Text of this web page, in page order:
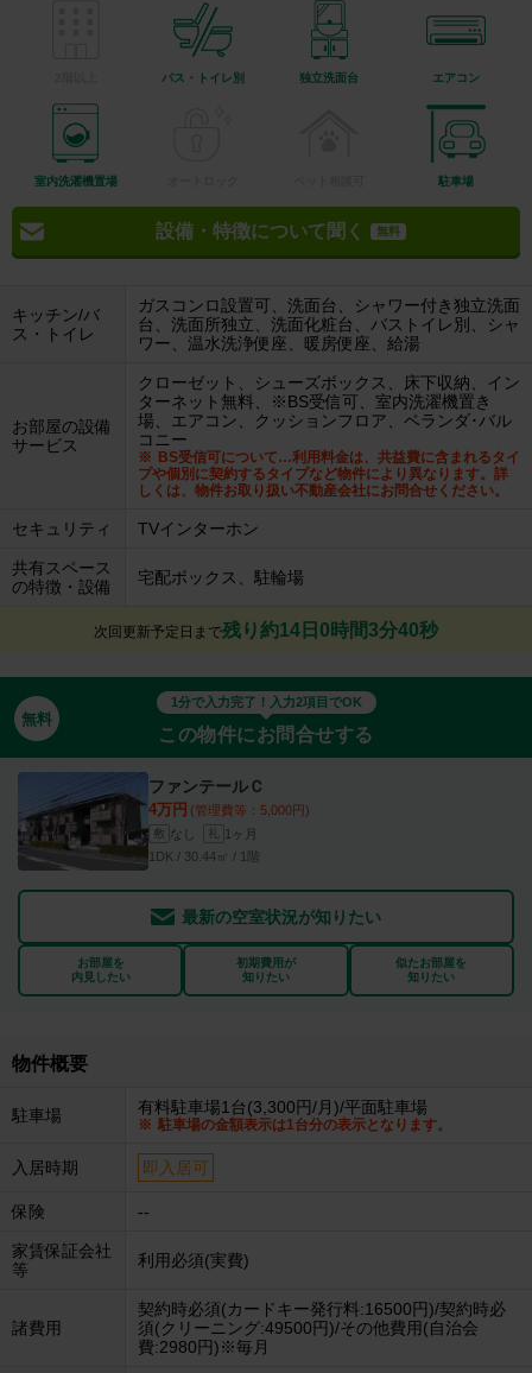
バス・トイレ別 独立洗面台 エアコン
室内洗濯機置場 駐車場
設備・特徴について聞く 無料
キッチン/バ
ス・トイレ
ガスコンロ設置可、洗面台、シャワー付き独立洗面
台、洗面所独立、洗面化粧台、バストイレ別、シャ
ワー、温水洗浄便座、暖房便座、給湯
お部屋の設備
サービス
クローゼット、シューズボックス、床下収納、イン
ターネット無料、※BS受信可、室内洗濯機置き
場、エアコン、クッションフロア、ベランダ･バル
コニー
BS受信可について…利用料金は、共益費に含まれるタイ
プや個別に契約するタイプなど物件により異なります。詳
しくは、物件お取り扱い不動産会社にお問合せください。
セキュリティ TVインターホン
共有スペース
の特徴・設備
宅配ボックス、駐輪場
次回更新予定日まで残り約14日0時間3分39秒
無料
1分で入力完了！入力2項目でOK
この物件にお問合せする
ファンテールＣ
4万円 (管理費等：5,000円)
敷 なし 礼 1ヶ月
1DK / 30.44㎡ / 1階
最新の空室状況が知りたい
お部屋を
内見したい
初期費用が
知りたい
似たお部屋を
知りたい
物件概要
駐車場 有料駐車場1台(3,300円/月)/平面駐車場
駐車場の金額表示は1台分の表示となります。
入居時期 即入居可
保険 --
家賃保証会社
等
利用必須(実費)
諸費用
契約時必須(カードキー発行料:16500円)/契約時必
須(クリーニング:49500円)/その他費用(自治会
費:2980円)※毎月